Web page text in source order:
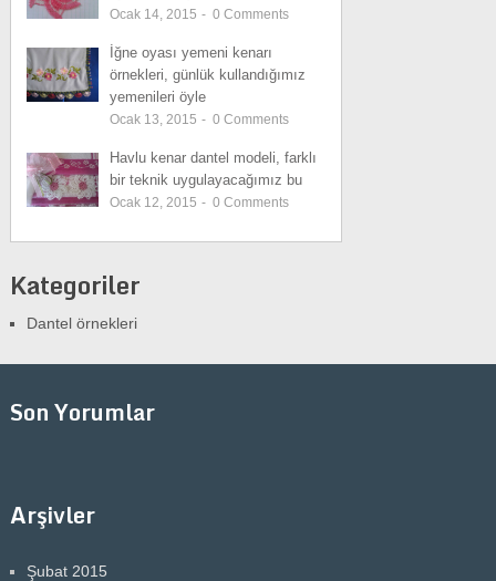
Ocak 14, 2015 - 0 Comments
İğne oyası yemeni kenarı
örnekleri, günlük kullandığımız
yemenileri öyle
Ocak 13, 2015 - 0 Comments
Havlu kenar dantel modeli, farklı
bir teknik uygulayacağımız bu
Ocak 12, 2015 - 0 Comments
Kategoriler
Dantel örnekleri
Son Yorumlar
Arşivler
Şubat 2015